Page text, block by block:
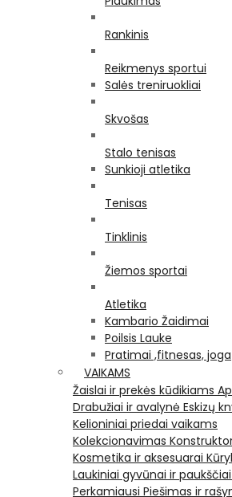
Rankinis
Reikmenys sportui
Salės treniruokliai
Skvošas
Stalo tenisas
Sunkioji atletika
Tenisas
Tinklinis
Žiemos sportai
Atletika
Kambario Žaidimai
Poilsis Lauke
Pratimai ,fitnesas, joga
VAIKAMS
Žaislai ir prekės kūdikiams
Drabužiai ir avalynė Eskizų
Kelioniniai priedai vaikams
Kolekcionavimas
Kosmetika ir aksesuarai
Laukiniai gyvūnai ir paukščiai
Perkamiausi Piešimas ir